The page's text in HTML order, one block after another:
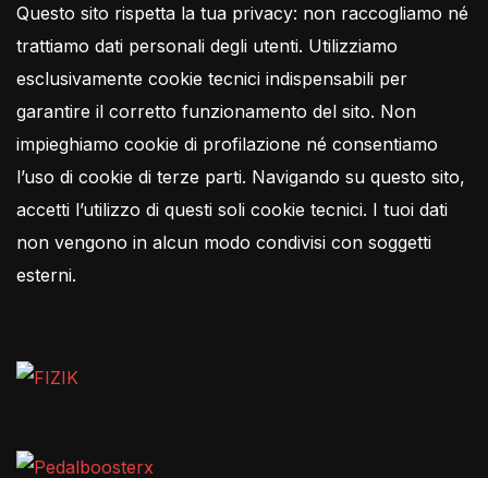
Questo sito rispetta la tua privacy: non raccogliamo né
trattiamo dati personali degli utenti. Utilizziamo
esclusivamente cookie tecnici indispensabili per
garantire il corretto funzionamento del sito. Non
impieghiamo cookie di profilazione né consentiamo
l’uso di cookie di terze parti. Navigando su questo sito,
accetti l’utilizzo di questi soli cookie tecnici. I tuoi dati
non vengono in alcun modo condivisi con soggetti
esterni.